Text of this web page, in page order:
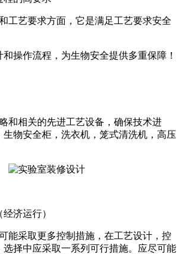
工艺要求方面，它是满足工艺要求安全
操作流程，为生物安全提供多重保障！
和相关的先进工艺设备，确保技术进
物安全柜，洗衣机，笼式清洗机，高压
济运行）
能采取更多控制措施，在工艺设计，控
选择中应采取一系列可行措施。应尽可能